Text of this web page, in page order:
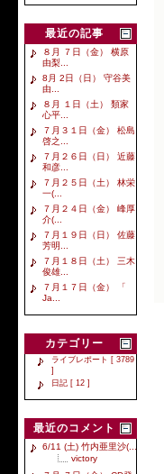
最近の記事
８月 ７日（金） 横原
由梨...
8月 2日（日） 守谷美
由...
８月 １日（土） 類家
心平...
７月３１日（金） 松島
啓之...
７月２６日（日） 近藤
和彦...
７月２５日（土） 林栄
一(...
７月２４日（金） 峰厚
介(...
７月１９日（日） 佐藤
芳明...
７月１８日（土） 三木
俊雄...
７月１７日（金） 「
Ja...
カテゴリー
ライブレポート [ 3789
]
日記 [ 12 ]
最近のコメント
6/11 (土) 竹内亜里沙(...
victory